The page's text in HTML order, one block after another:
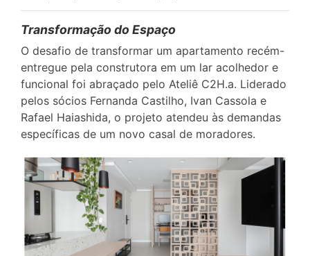
Transformação do Espaço
O desafio de transformar um apartamento recém-
entregue pela construtora em um lar acolhedor e
funcional foi abraçado pelo Ateliê C2H.a. Liderado
pelos sócios Fernanda Castilho, Ivan Cassola e
Rafael Haiashida, o projeto atendeu às demandas
específicas de um novo casal de moradores.